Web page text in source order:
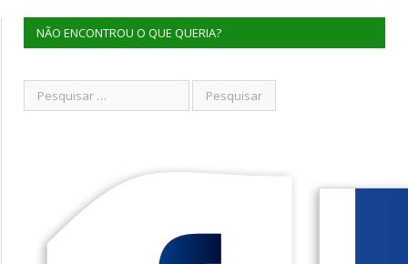
NÃO ENCONTROU O QUE QUERIA?